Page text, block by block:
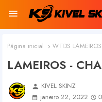
Página inicial WTDS LAMEIROS
LAMEIROS -
person KIVEL SKINZ
janeiro 22, 2022